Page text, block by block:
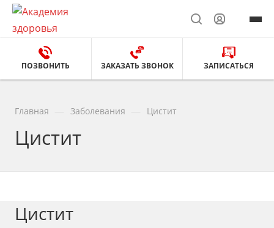
ПОЗВОНИТЬ ЗАКАЗАТЬ ЗВОНОК ЗАПИСАТЬСЯ
Главная Заболевания Цистит
Цистит
Цистит